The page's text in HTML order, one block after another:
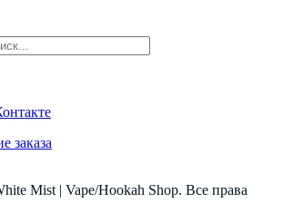
заказа
Mist | Vape/Hookah Shop. Все права